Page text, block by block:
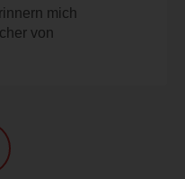
mich
von